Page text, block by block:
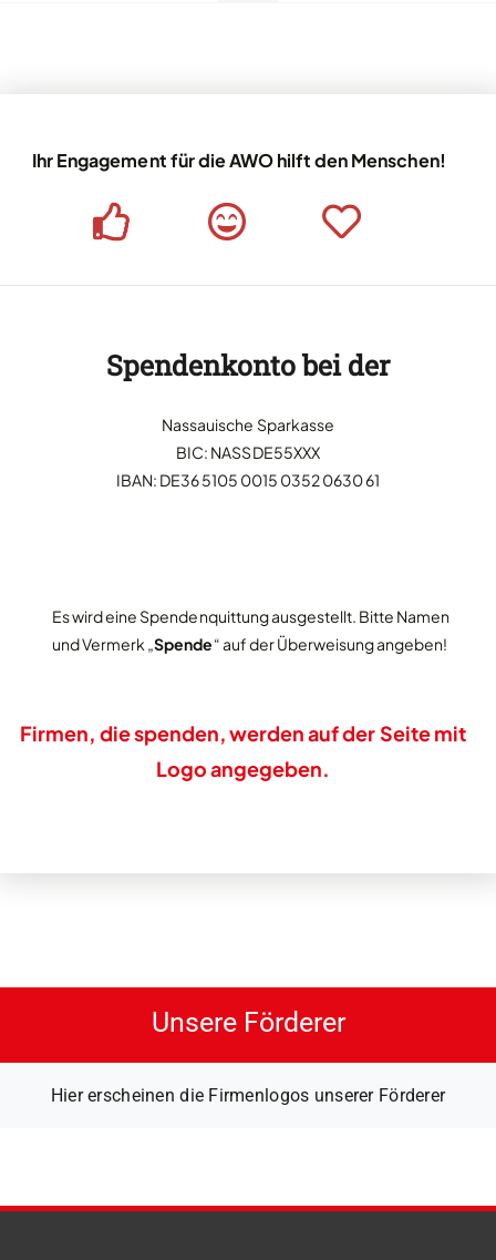
Ihr Engagement für die AWO hilft den Menschen!
Spendenkonto bei der
Nassauische Sparkasse
BIC: NASSDE55XXX
IBAN: DE36 5105 0015 0352 0630 61
Es wird eine Spendenquittung ausgestellt. Bitte Namen
und Vermerk „Spende“ auf der Überweisung angeben!
Firmen, die spenden, werden auf der Seite mit
Logo angegeben.
Unsere Förderer
Hier erscheinen die Firmenlogos unserer Förderer